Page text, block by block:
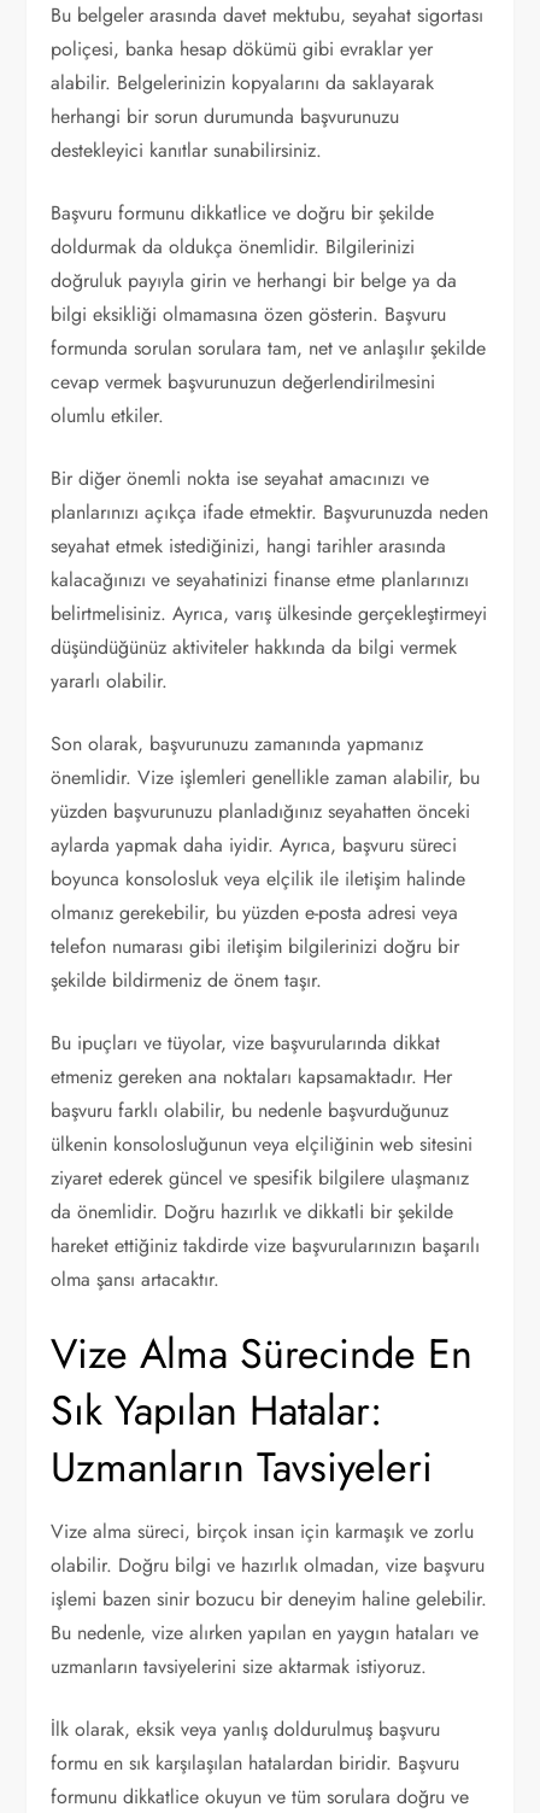
Bu belgeler arasında davet mektubu, seyahat sigortası
poliçesi, banka hesap dökümü gibi evraklar yer
alabilir. Belgelerinizin kopyalarını da saklayarak
herhangi bir sorun durumunda başvurunuzu
destekleyici kanıtlar sunabilirsiniz.
Başvuru formunu dikkatlice ve doğru bir şekilde
doldurmak da oldukça önemlidir. Bilgilerinizi
doğruluk payıyla girin ve herhangi bir belge ya da
bilgi eksikliği olmamasına özen gösterin. Başvuru
formunda sorulan sorulara tam, net ve anlaşılır şekilde
cevap vermek başvurunuzun değerlendirilmesini
olumlu etkiler.
Bir diğer önemli nokta ise seyahat amacınızı ve
planlarınızı açıkça ifade etmektir. Başvurunuzda neden
seyahat etmek istediğinizi, hangi tarihler arasında
kalacağınızı ve seyahatinizi finanse etme planlarınızı
belirtmelisiniz. Ayrıca, varış ülkesinde gerçekleştirmeyi
düşündüğünüz aktiviteler hakkında da bilgi vermek
yararlı olabilir.
Son olarak, başvurunuzu zamanında yapmanız
önemlidir. Vize işlemleri genellikle zaman alabilir, bu
yüzden başvurunuzu planladığınız seyahatten önceki
aylarda yapmak daha iyidir. Ayrıca, başvuru süreci
boyunca konsolosluk veya elçilik ile iletişim halinde
olmanız gerekebilir, bu yüzden e-posta adresi veya
telefon numarası gibi iletişim bilgilerinizi doğru bir
şekilde bildirmeniz de önem taşır.
Bu ipuçları ve tüyolar, vize başvurularında dikkat
etmeniz gereken ana noktaları kapsamaktadır. Her
başvuru farklı olabilir, bu nedenle başvurduğunuz
ülkenin konsolosluğunun veya elçiliğinin web sitesini
ziyaret ederek güncel ve spesifik bilgilere ulaşmanız
da önemlidir. Doğru hazırlık ve dikkatli bir şekilde
hareket ettiğiniz takdirde vize başvurularınızın başarılı
olma şansı artacaktır.
Vize Alma Sürecinde En
Sık Yapılan Hatalar:
Uzmanların Tavsiyeleri
Vize alma süreci, birçok insan için karmaşık ve zorlu
olabilir. Doğru bilgi ve hazırlık olmadan, vize başvuru
işlemi bazen sinir bozucu bir deneyim haline gelebilir.
Bu nedenle, vize alırken yapılan en yaygın hataları ve
uzmanların tavsiyelerini size aktarmak istiyoruz.
İlk olarak, eksik veya yanlış doldurulmuş başvuru
formu en sık karşılaşılan hatalardan biridir. Başvuru
formunu dikkatlice okuyun ve tüm sorulara doğru ve